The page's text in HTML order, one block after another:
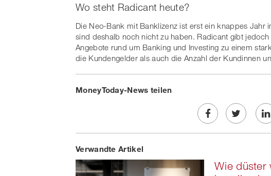
Wo steht Radicant heute?
Die Neo-Bank mit Banklizenz ist erst ein knappes Jahr
sind deshalb noch nicht zu haben. Radicant gibt
Angebote rund um Banking und Investing zu einem
die Kundengelder als auch die Anzahl der Kundinnen
MoneyToday-News teilen
Share
Facebook
Twe
on
Verwandte Artikel
Wie düster